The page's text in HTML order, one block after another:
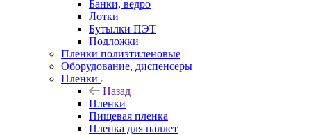
Банки, ведро
Лотки
Бутылки ПЭТ
Подложки
Пленки полиэтиленовые
Оборудование, диспенсеры
Пленки
Назад
Пленки
Пищевая пленка
Пленка для паллет